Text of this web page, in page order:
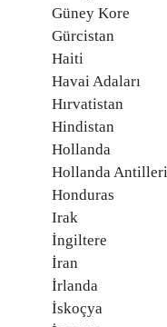
Güney Kore
Gürcistan
Haiti
Havai Adaları
Hırvatistan
Hindistan
Hollanda
Hollanda Antilleri
Honduras
Irak
İngiltere
İran
İrlanda
İskoçya